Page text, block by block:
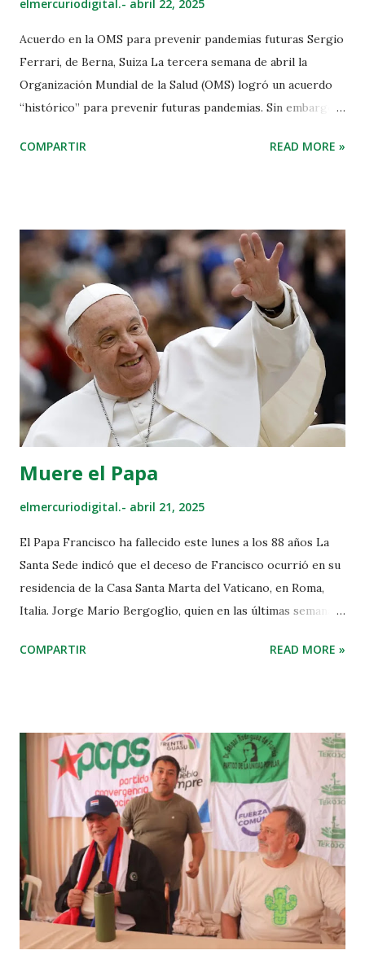
elmercuriodigital.- abril 22, 2025
Acuerdo en la OMS para prevenir pandemias futuras Sergio
Ferrari, de Berna, Suiza La tercera semana de abril la
Organización Mundial de la Salud (OMS) logró un acuerdo
“histórico” para prevenir futuras pandemias. Sin embargo,
palanca decisiva para confrontar los graves problemas
norte de Burkina Faso La madrugada del 16 de abril, 190
Estados expresaron su apoyo en Ginebra, Suiza, a un
Acuerdo sobre prevención, preparación y respuesta frente
a pandemias (o Acuerdo sobre Pandemias) para mitigar el
impacto potencial de futuros flagelos sanitarios. El mismo
se promulgará oficialmente en mayo durante la Asamblea
Mundial de la Salud, el órgano decisorio más importante de
la OMS. Posteriormente, una vez que sea ratificado por al
menos 60 países, comenzará a reg...
COMPARTIR READ MORE »
Muere el Papa
elmercuriodigital.- abril 21, 2025
El Papa Francisco ha fallecido este lunes a los 88 años La
Santa Sede indicó que el deceso de Francisco ocurrió en su
residencia de la Casa Santa Marta del Vaticano, en Roma,
Italia. Jorge Mario Bergoglio, quien en las últimas semanas
07:35 hora local (05:35 GMT), anunció el camarlengo, el
a la edad de 88 años, informó el Vaticano. La Santa Sede
indicó que el deceso de Francisco ocurrió en su residencia
de la Casa Santa Marta del Vaticano, en Roma, Italia. Jorge
Mario Bergoglio, quien en las últimas semanas padeció una
«pulmonía bilateral» con «infección polimicrobiana», falleció
este lunes a las 07:35 hora local (05:35 GMT) en su
residencia de la Casa Santa Marta, anunció en un video
mensaje el camarlengo, el cardenal Kevin Joseph Farrel.
«Con profu...
COMPARTIR READ MORE »